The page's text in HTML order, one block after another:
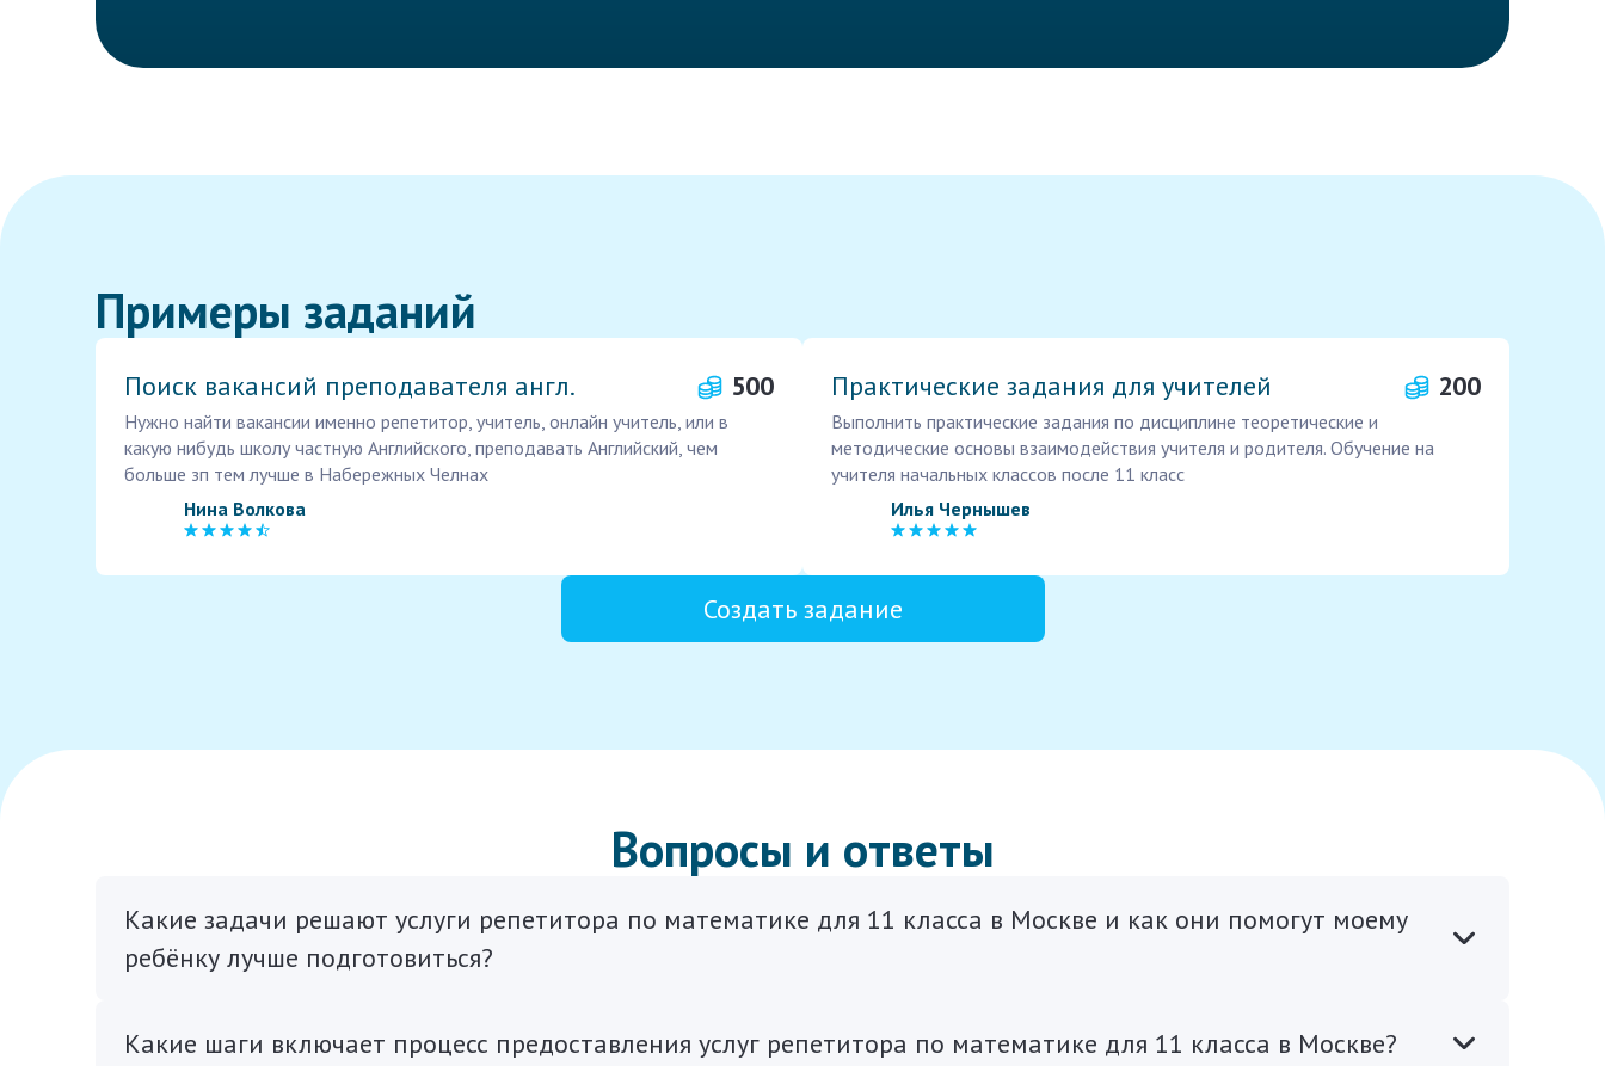
Примеры заданий
Поиск вакансий преподавателя англ. 500
Нужно найти вакансии именно репетитор, учитель, онлайн учитель, или в
какую нибудь школу частную Английского, преподавать Английский, чем
больше зп тем лучше в Набережных Челнах
Нина Волкова
Практические задания для учителей 200
Выполнить практические задания по дисциплине теоретические и
методические основы взаимодействия учителя и родителя. Обучение на
учителя начальных классов после 11 класс
Илья Чернышев
Создать задание
Вопросы и ответы
Какие задачи решают услуги репетитора по математике для 11 класса в Москве и как они помогут моему
ребёнку лучше подготовиться?
Какие шаги включает процесс предоставления услуг репетитора по математике для 11 класса в Москве?